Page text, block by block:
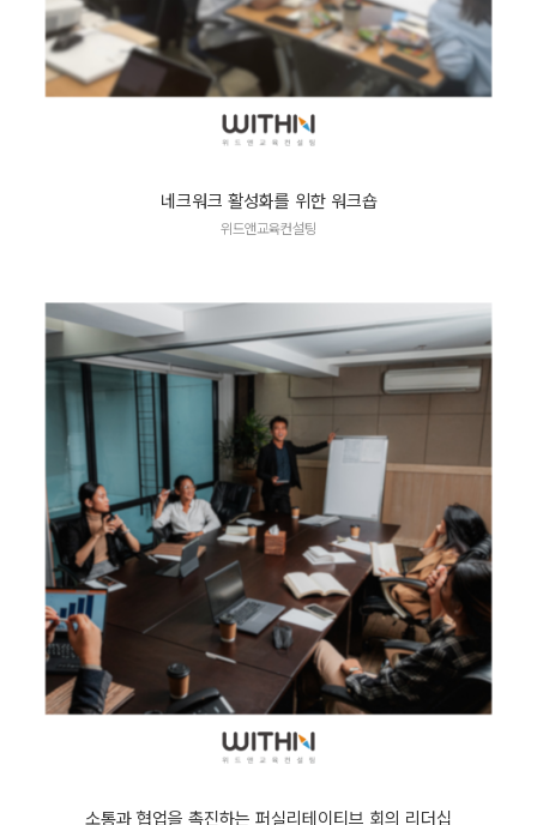
네크워크 활성화를 위한 워크숍
위드앤교육컨설팅
소통과 협업을 촉진하는 퍼실리테이티브 회의 리더십